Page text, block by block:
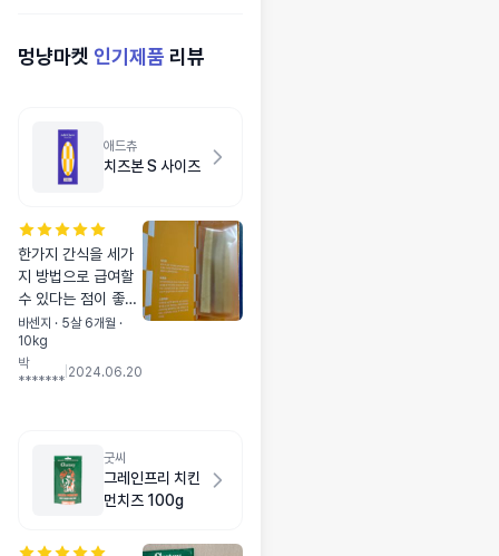
멍냥마켓 인기제품 리뷰
애드츄
치즈본 S 사이즈
한가지 간식을 세가
지 방법으로 급여할
수 있다는 점이 좋았
어요 ! 포장도 깔끔하
게 오고 귀여워요 ㅎ
이따가 밥먹고 간식
바센지 · 5살 6개월 ·
10kg
박
*******
2024.06.20
굿씨
그레인프리 치킨
먼치즈 100g